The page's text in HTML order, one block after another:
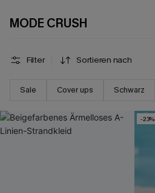
MODE CRUSH
Filter Sortieren nach
Sale Cover ups Schwarz
-23%